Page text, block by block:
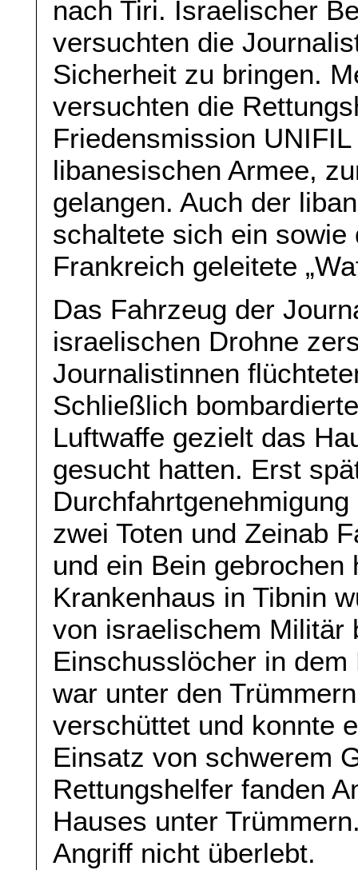
nach Tiri. Israelischer
versuchten die
Sicherheit zu bringen.
versuchten die
Friedensmission
libanesischen Armee,
gelangen. Auch der
schaltete sich ein sowie
Frankreich geleitete
Das Fahrzeug der
israelischen Drohne
Journalistinnen
Schließlich
Luftwaffe gezielt das
gesucht hatten. Erst
zwei Toten und Zeinab
und ein Bein
Krankenhaus in Tibnin
von israelischem Militär
Einschusslöcher in
war unter den
verschüttet und konnte
Einsatz von schwerem
Rettungshelfer fanden
Hauses unter
Angriff nicht überlebt.